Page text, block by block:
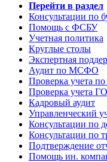
Перейти в раздел
Консультации по
Помощь с ФСБУ
Учетная политика
Круглые столы
Экспертная
Аудит по МСФО
Проверка учета по
Проверка учета
Кадровый аудит
Управленческий
Консультации по
Консультации по
Подтверждение
Помощь ин.